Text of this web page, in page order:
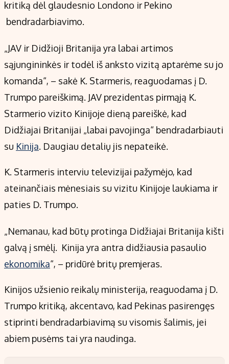
Kontaktai
Regionų naujienos
kritiką dėl glaudesnio Londono ir Pekino
bendradarbiavimo.
„JAV ir Didžioji Britanija yra labai artimos
sąjungininkės ir todėl iš anksto vizitą aptarėme su jo
komanda“, – sakė K. Starmeris, reaguodamas į D.
Trumpo pareiškimą. JAV prezidentas pirmąją K.
Starmerio vizito Kinijoje dieną pareiškė, kad
Didžiajai Britanijai „labai pavojinga“ bendradarbiauti
su Kinija. Daugiau detalių jis nepateikė.
K. Starmeris interviu televizijai pažymėjo, kad
ateinančiais mėnesiais su vizitu Kinijoje laukiama ir
paties D. Trumpo.
„Nemanau, kad būtų protinga Didžiajai Britanija kišti
galvą į smėlį. Kinija yra antra didžiausia pasaulio
ekonomika“, – pridūrė britų premjeras.
Kinijos užsienio reikalų ministerija, reaguodama į D.
Trumpo kritiką, akcentavo, kad Pekinas pasirengęs
stiprinti bendradarbiavimą su visomis šalimis, jei
abiem pusėms tai yra naudinga.